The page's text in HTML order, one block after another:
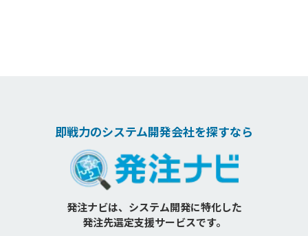
即戦力のシステム開発会社を探すなら
発注ナビは、システム開発に特化した
発注先選定支援サービスです。